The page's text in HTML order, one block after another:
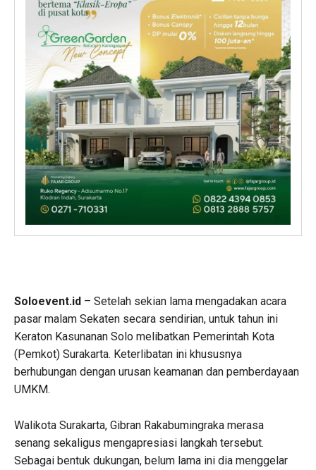
Soloevent.id – Setelah sekian lama mengadakan acara
pasar malam Sekaten secara sendirian, untuk tahun ini
Keraton Kasunanan Solo melibatkan Pemerintah Kota
(Pemkot) Surakarta. Keterlibatan ini khususnya
berhubungan dengan urusan keamanan dan pemberdayaan
UMKM.
Walikota Surakarta, Gibran Rakabumingraka merasa
senang sekaligus mengapresiasi langkah tersebut.
Sebagai bentuk dukungan, belum lama ini dia menggelar